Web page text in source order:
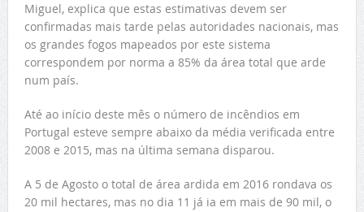
Miguel, explica que estas estimativas devem ser
confirmadas mais tarde pelas autoridades nacionais, mas
os grandes fogos mapeados por este sistema
correspondem por norma a 85% da área total que arde
num país.
Até ao início deste mês o número de incêndios em
Portugal esteve sempre abaixo da média verificada entre
2008 e 2015, mas na última semana disparou.
A 5 de Agosto o total de área ardida em 2016 rondava os
20 mil hectares, mas no dia 11 já ia em mais de 90 mil, o